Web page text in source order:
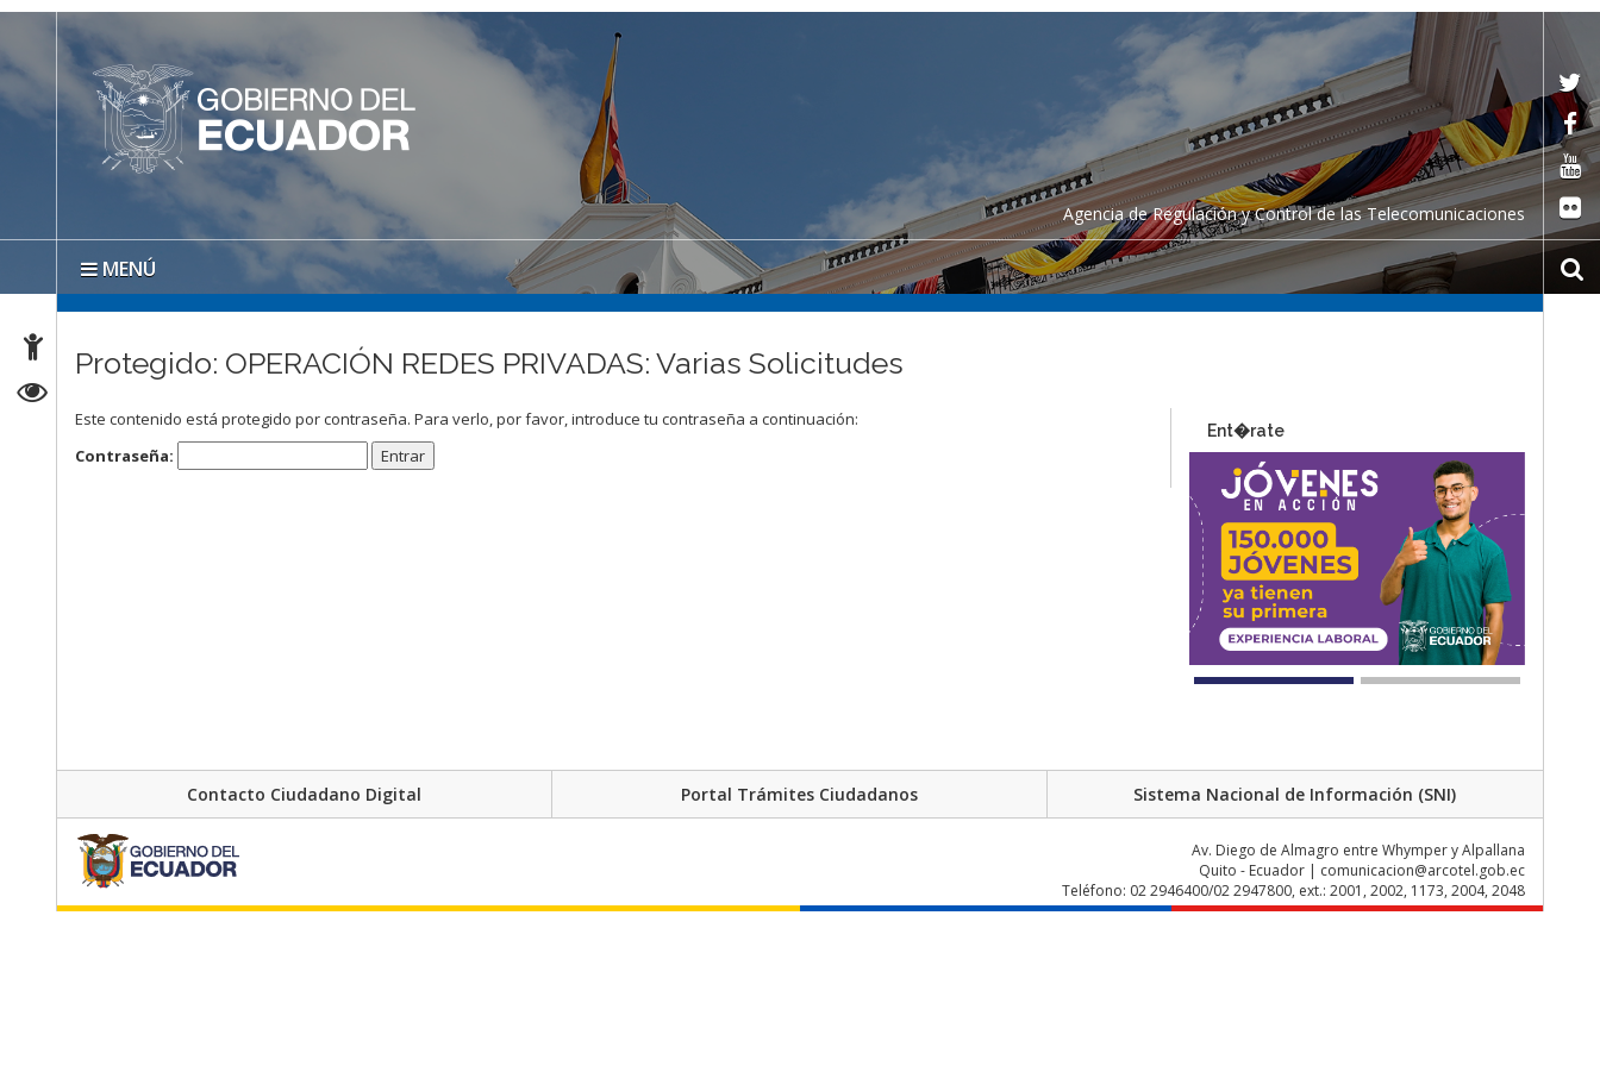
Agencia de Regulación y Control de las Telecomunicaciones
MENÚ
Protegido: OPERACIÓN REDES PRIVADAS: Varias Solicitudes
Este contenido está protegido por contraseña. Para verlo, por favor, introduce tu contraseña a continuación:
Contraseña:
Ent�rate
Contacto Ciudadano Digital Portal Trámites Ciudadanos Sistema Nacional de Información (SNI)
Av. Diego de Almagro entre Whymper y Alpallana
Quito - Ecuador | comunicacion@arcotel.gob.ec
Teléfono: 02 2946400/02 2947800, ext.: 2001, 2002, 1173, 2004, 2048